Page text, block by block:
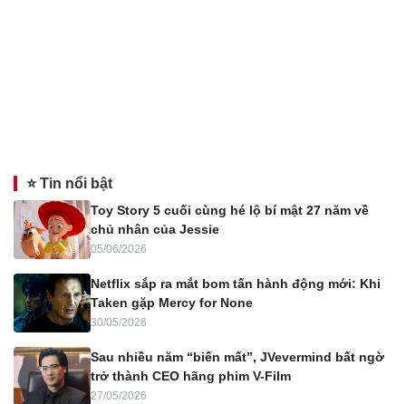
⭐ Tin nổi bật
Toy Story 5 cuối cùng hé lộ bí mật 27 năm về
chủ nhân của Jessie
05/06/2026
Netflix sắp ra mắt bom tấn hành động mới: Khi
Taken gặp Mercy for None
30/05/2026
Sau nhiều năm “biến mất”, JVevermind bất ngờ
trở thành CEO hãng phim V-Film
27/05/2026